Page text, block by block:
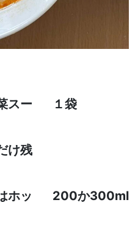
スー
１袋
け残
ホッ
200か300ml